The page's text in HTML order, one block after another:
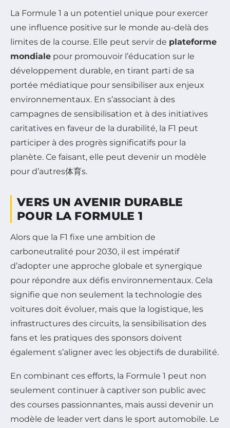
La Formule 1 a un potentiel unique pour exercer
une influence positive sur le monde au-delà des
limites de la course. Elle peut servir de plateforme
mondiale pour promouvoir l’éducation sur le
développement durable, en tirant parti de sa
portée médiatique pour sensibiliser aux enjeux
environnementaux. En s’associant à des
campagnes de sensibilisation et à des initiatives
caritatives en faveur de la durabilité, la F1 peut
participer à des progrès significatifs pour la
planète. Ce faisant, elle peut devenir un modèle
pour d’autres体育s.
VERS UN AVENIR DURABLE
POUR LA FORMULE 1
Alors que la F1 fixe une ambition de
carboneutralité pour 2030, il est impératif
d’adopter une approche globale et synergique
pour répondre aux défis environnementaux. Cela
signifie que non seulement la technologie des
voitures doit évoluer, mais que la logistique, les
infrastructures des circuits, la sensibilisation des
fans et les pratiques des sponsors doivent
également s’aligner avec les objectifs de durabilité.
En combinant ces efforts, la Formule 1 peut non
seulement continuer à captiver son public avec
des courses passionnantes, mais aussi devenir un
modèle de leader vert dans le sport automobile. Le